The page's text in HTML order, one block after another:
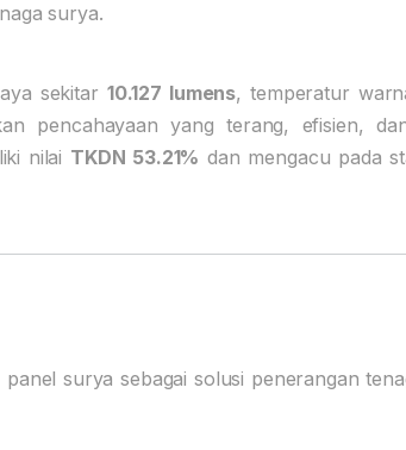
surya.
sekitar 10.127 lumens, temperatur
pencahayaan yang terang, efisien,
nilai TKDN 53.21% dan mengacu pada
surya sebagai solusi penerangan